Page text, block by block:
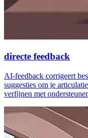
directe feedback
AI-feedback corrigeert
suggesties om je
verfijnen met